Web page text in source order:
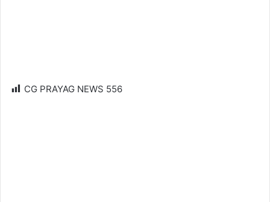
CG PRAYAG NEWS 556